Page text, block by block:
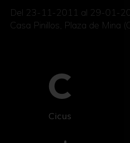
Del 23-11-2011 al 29-01-
Casa Pinillos, Plaza de Mina
Cicus